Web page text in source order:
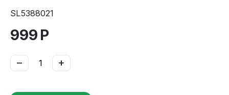
SL5388021
999 Р
+
−